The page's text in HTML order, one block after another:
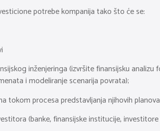
potrebe kompanija tako što će se:
inženjeringa (izvršite finansijsku
i modeliranje scenarija povrata);
tokom procesa predstavljanja njihovih
(banke, finansijske institucije,